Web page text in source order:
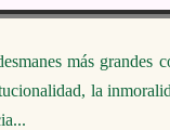
más grandes
la